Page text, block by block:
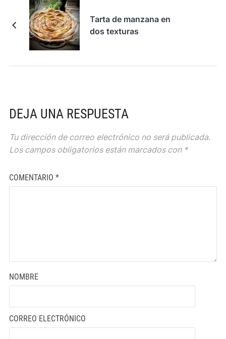
Tarta de manzana en
dos texturas
DEJA UNA RESPUESTA
Tu dirección de correo electrónico no será publicada.
Los campos obligatorios están marcados con *
COMENTARIO *
NOMBRE
CORREO ELECTRÓNICO